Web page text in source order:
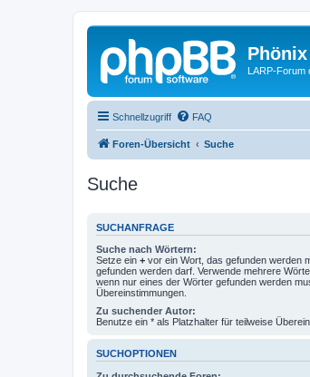
LARP-Forum
Schnellzugriff FAQ
Foren-Übersicht Suche
Suche
SUCHANFRAGE
Suche nach Wörtern:
Setze ein + vor ein Wort, das gefunden werden
gefunden werden darf. Verwende mehrere
wenn nur eines der Wörter gefunden werden
Übereinstimmungen.
Zu suchender Autor:
Benutze ein * als Platzhalter für teilweise
SUCHOPTIONEN